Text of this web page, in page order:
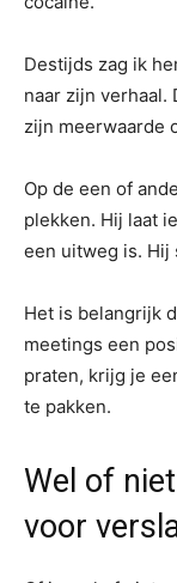
Destijds zag ik
naar zijn verhaal.
zijn meerwaarde
Op de een of
plekken. Hij laat
een uitweg is. Hij
Het is belangrijk
meetings een
praten, krijg je
te pakken.
Wel of
voor